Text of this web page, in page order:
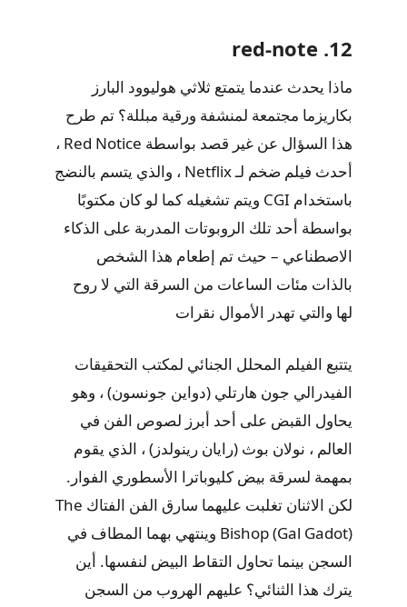
12. red-note
ماذا يحدث عندما يتمتع ثلاثي هوليوود البارز
بكاريزما مجتمعة لمنشفة ورقية مبللة؟ تم طرح
هذا السؤال عن غير قصد بواسطة Red Notice ،
أحدث فيلم ضخم لـ Netflix ، والذي يتسم بالنضج
باستخدام CGI ويتم تشغيله كما لو كان مكتوبًا
بواسطة أحد تلك الروبوتات المدربة على الذكاء
الاصطناعي – حيث تم إطعام هذا الشخص
بالذات مئات الساعات من السرقة التي لا روح
لها والتي تهدر الأموال نقرات
يتتبع الفيلم المحلل الجنائي لمكتب التحقيقات
الفيدرالي جون هارتلي (دواين جونسون) ، وهو
يحاول القبض على أحد أبرز لصوص الفن في
العالم ، نولان بوث (رايان رينولدز) ، الذي يقوم
بمهمة لسرقة بيض كليوباترا الأسطوري الفوار.
لكن الاثنان تغلبت عليهما سارق الفن الفتاك The
Bishop (Gal Gadot) وينتهي بهما المطاف في
السجن بينما تحاول التقاط البيض لنفسها. أين
يترك هذا الثنائي؟ عليهم الهروب من السجن